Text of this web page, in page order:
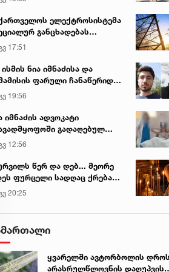
ელექტროსისტემა
განცხადებას
17:51
ნია იმნაძისა და
ფარული ჩანაწერიდან
ავალიანის მკვლელობის
19:56
იმნაძის ადვოკატი
გადაღებულ
ავრცელებს
12:56
წერ და დებ... მეორე
ფურცელი სადღაც ქრება
სურვილი სრულდება...“ -
ტაძარი შიდა
20:25
ყვარელში ავტორბოლის დროს
არასრულწლოვნის დაღუპვის